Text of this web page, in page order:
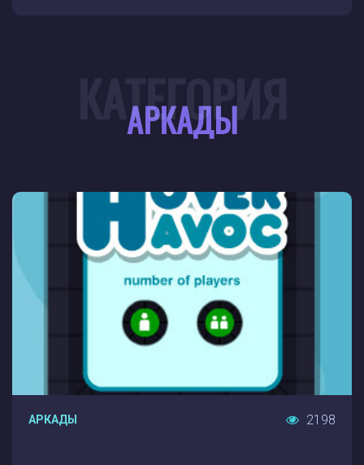
АРКАДЫ
КАТЕГОРИЯ
АРКАДЫ 2198